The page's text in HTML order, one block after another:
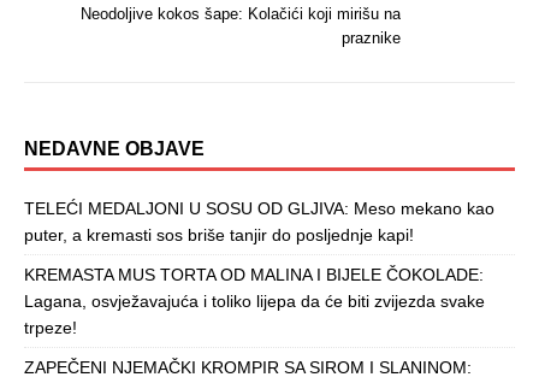
Neodoljive kokos šape: Kolačići koji mirišu na
praznike
NEDAVNE OBJAVE
TELEĆI MEDALJONI U SOSU OD GLJIVA: Meso mekano kao
puter, a kremasti sos briše tanjir do posljednje kapi!
KREMASTA MUS TORTA OD MALINA I BIJELE ČOKOLADE:
Lagana, osvježavajuća i toliko lijepa da će biti zvijezda svake
trpeze!
ZAPEČENI NJEMAČKI KROMPIR SA SIROM I SLANINOM: